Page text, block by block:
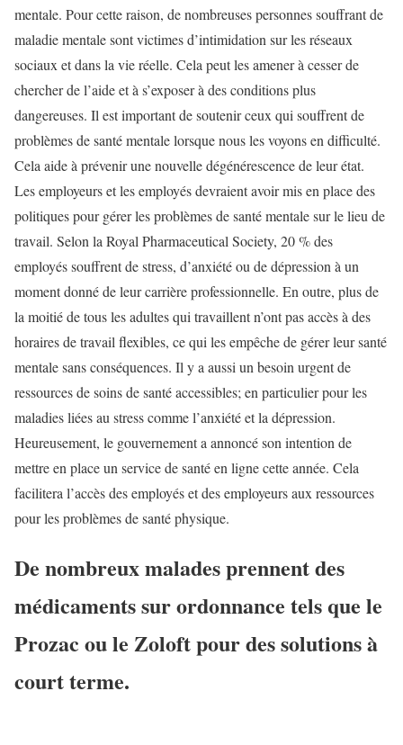
mentale. Pour cette raison, de nombreuses personnes souffrant de
maladie mentale sont victimes d’intimidation sur les réseaux
sociaux et dans la vie réelle. Cela peut les amener à cesser de
chercher de l’aide et à s’exposer à des conditions plus
dangereuses. Il est important de soutenir ceux qui souffrent de
problèmes de santé mentale lorsque nous les voyons en difficulté.
Cela aide à prévenir une nouvelle dégénérescence de leur état.
Les employeurs et les employés devraient avoir mis en place des
politiques pour gérer les problèmes de santé mentale sur le lieu de
travail. Selon la Royal Pharmaceutical Society, 20 % des
employés souffrent de stress, d’anxiété ou de dépression à un
moment donné de leur carrière professionnelle. En outre, plus de
la moitié de tous les adultes qui travaillent n’ont pas accès à des
horaires de travail flexibles, ce qui les empêche de gérer leur santé
mentale sans conséquences. Il y a aussi un besoin urgent de
ressources de soins de santé accessibles; en particulier pour les
maladies liées au stress comme l’anxiété et la dépression.
Heureusement, le gouvernement a annoncé son intention de
mettre en place un service de santé en ligne cette année. Cela
facilitera l’accès des employés et des employeurs aux ressources
pour les problèmes de santé physique.
De nombreux malades prennent des
médicaments sur ordonnance tels que le
Prozac ou le Zoloft pour des solutions à
court terme.